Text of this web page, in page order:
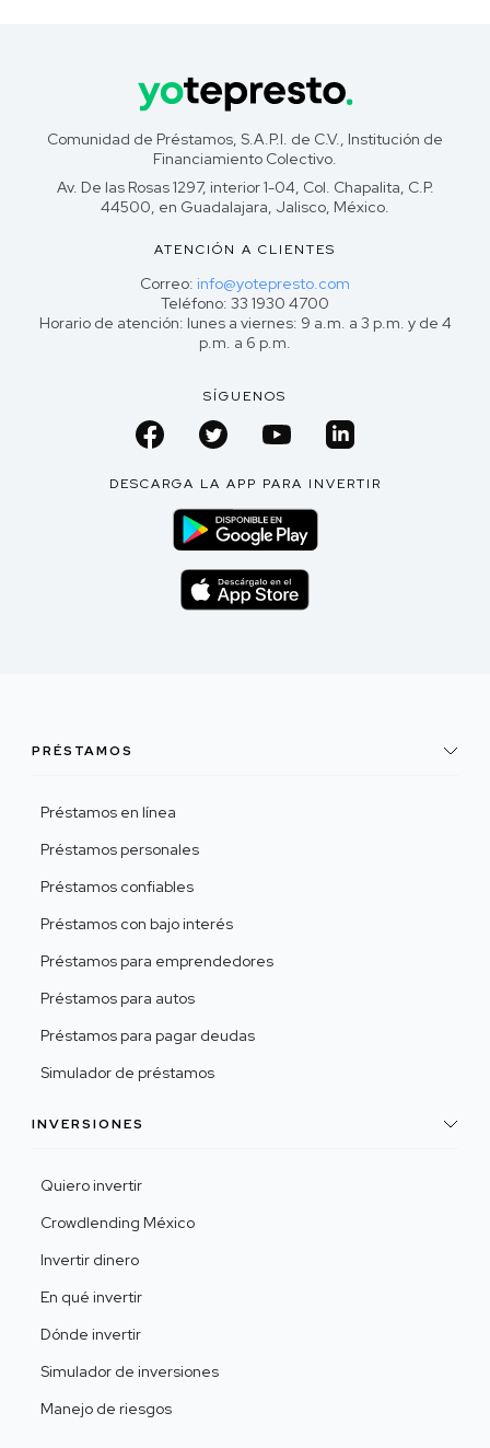
Comunidad de Préstamos, S.A.P.I. de C.V., Institución de
Financiamiento Colectivo.
Av. De las Rosas 1297, interior 1-04, Col. Chapalita, C.P.
44500, en Guadalajara, Jalisco, México.
ATENCIÓN A CLIENTES
Correo: info@yotepresto.com
Teléfono: 33 1930 4700
Horario de atención: lunes a viernes: 9 a.m. a 3 p.m. y de 4
p.m. a 6 p.m.
SÍGUENOS
DESCARGA LA APP PARA INVERTIR
PRÉSTAMOS
Préstamos en línea
Préstamos personales
Préstamos confiables
Préstamos con bajo interés
Préstamos para emprendedores
Préstamos para autos
Préstamos para pagar deudas
Simulador de préstamos
INVERSIONES
Quiero invertir
Crowdlending México
Invertir dinero
En qué invertir
Dónde invertir
Simulador de inversiones
Manejo de riesgos